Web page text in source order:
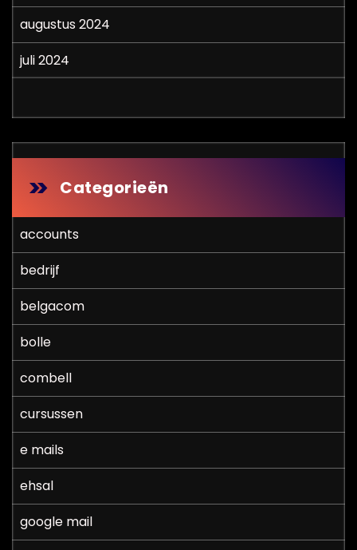
augustus 2024
juli 2024
Categorieën
accounts
bedrijf
belgacom
bolle
combell
cursussen
e mails
ehsal
google mail